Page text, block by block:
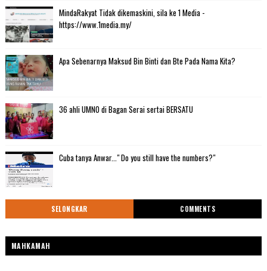
MindaRakyat Tidak dikemaskini, sila ke 1 Media -
https://www.1media.my/
Apa Sebenarnya Maksud Bin Binti dan Bte Pada Nama Kita?
36 ahli UMNO di Bagan Serai sertai BERSATU
Cuba tanya Anwar..." Do you still have the numbers?"
SELONGKAR COMMENTS
MAHKAMAH